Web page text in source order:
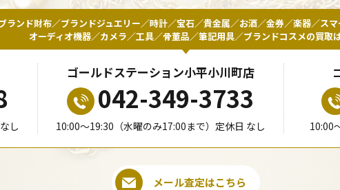
ランド財布／ブランドジュエリー／時計／宝石／貴金属／お酒／金券／楽器／ス
オーディオ機器／カメラ／工具／骨董品／筆記用具／ブランドコスメの買取
し
ゴールドステーション小平小川町店
042-349-3733
10:00〜19:30（水曜のみ17:00まで）定休日 なし 10:00
メール査定はこちら